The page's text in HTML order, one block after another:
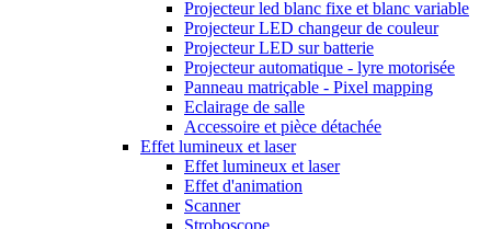
Projecteur led blanc fixe et blanc variable
Projecteur LED changeur de couleur
Projecteur LED sur batterie
Projecteur automatique - lyre motorisée
Panneau matriçable - Pixel mapping
Eclairage de salle
Accessoire et pièce détachée
Effet lumineux et laser
Effet lumineux et laser
Effet d'animation
Scanner
Stroboscope